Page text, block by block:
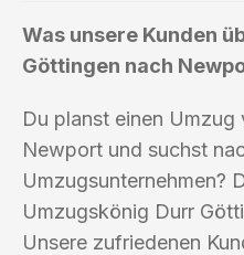
Was unsere Kunden
Göttingen nach
Du planst einen
Newport und suchst
Umzugsunternehmen?
Umzugskönig Durr
Unsere zufriedenen